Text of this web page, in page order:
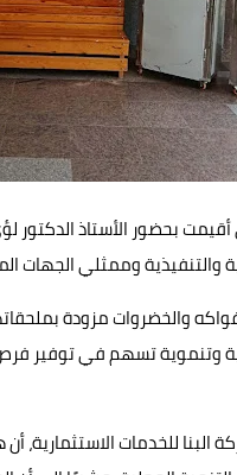
أقيمت بحضور الأستاذ
والتنفيذية وممثلي الجهات
والخضروات مزودة
تسهم في توفير فرص
للخدمات الاستثمارية،